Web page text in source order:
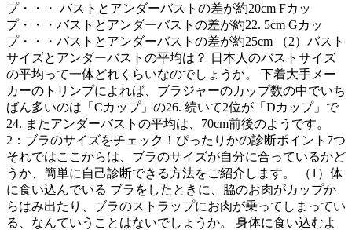
プ・・・ バストとアンダーバストの差が約20cm Fカッ
プ・・・バストとアンダーバストの差が約22. 5cm Gカッ
プ・・・バストとアンダーバストの差が約25cm （2）バスト
サイズとアンダーバストの平均は？ 日本人のバストサイズ
の平均って一体どれくらいなのでしょうか。 下着大手メー
カーのトリンプによれば、ブラジャーのカップ数の中でいち
ばん多いのは「Cカップ」の26. 続いて2位が「Dカップ」で
24. またアンダーバストの平均は、70cm前後のようです。
2：ブラのサイズをチェック！ぴったりかの診断ポイント7つ
それではここからは、ブラのサイズが自分に合っているかど
うか、簡単に自己診断できる方法をご紹介します。 （1）体
に食い込んでいる ブラをしたときに、脇のお肉がカップか
らはみ出たり、ブラのストラップにお肉が乗ってしまってい
る、なんていうことはないでしょうか。 身体に食い込むよ